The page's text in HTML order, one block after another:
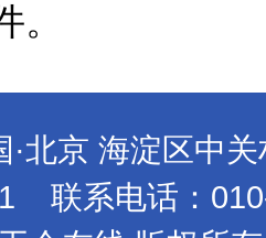
。
·北京 海淀区中
联系电话：